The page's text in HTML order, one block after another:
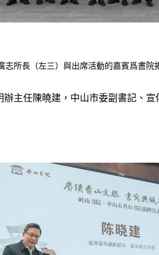
志所長（左三）與出席活動的嘉賓爲書院
主任陳曉建，中山市委副書記、